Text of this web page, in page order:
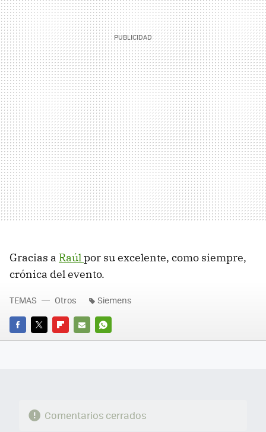
Gracias a Raúlpor su excelente, como siempre,
crónica del evento.
FACEBOOK
TWITTERFLIPBOARD
E-
WHATSAPP
TEMAS Otros Siemens
Comentarios cerrados